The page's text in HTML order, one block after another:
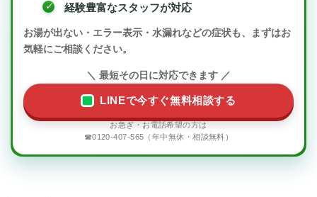
経験豊富なスタッフが対応
お湯が出ない・エラー表示・水漏れなどの症状も、まずはお
気軽にご相談ください。
LINEで今すぐ無料相談する
☎0120-407-565（年中無休・相談無料）